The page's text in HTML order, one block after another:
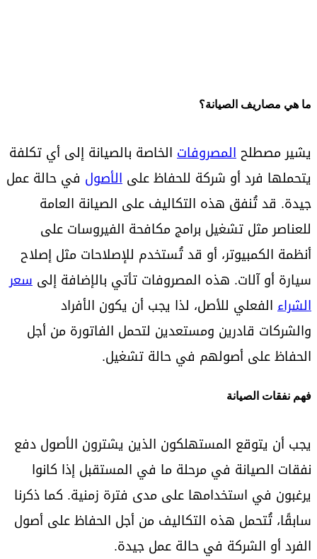
ما هي مصاريف الصيانة؟
يشير مصطلحالمصروفات الخاصة بالصيانة إلى أي تكلفة
يتحملها فرد أو شركة للحفاظ على الأصول في حالة عمل
جيدة. قد تُنفق هذه التكاليف على الصيانة العامة
للعناصر مثل تشغيل برامج مكافحة الفيروسات على
أنظمة الكمبيوتر، أو قد تُستخدم للإصلاحات مثل إصلاح
سيارة أو آلات. هذه المصروفات تأتي بالإضافة إلى سعر
الشراء الفعلي للأصل، لذا يجب أن يكون الأفراد
والشركات قادرين ومستعدين لتحمل الفاتورة من أجل
الحفاظ على أصولهم في حالة تشغيل.
فهم نفقات الصيانة
يجب أن يتوقع المستهلكون الذين يشترون الأصول دفع
نفقات الصيانة في مرحلة ما في المستقبل إذا كانوا
يرغبون في استخدامها على مدى فترة زمنية. كما ذكرنا
سابقًا، تُتحمل هذه التكاليف من أجل الحفاظ على أصول
الفرد أو الشركة في حالة عمل جيدة.